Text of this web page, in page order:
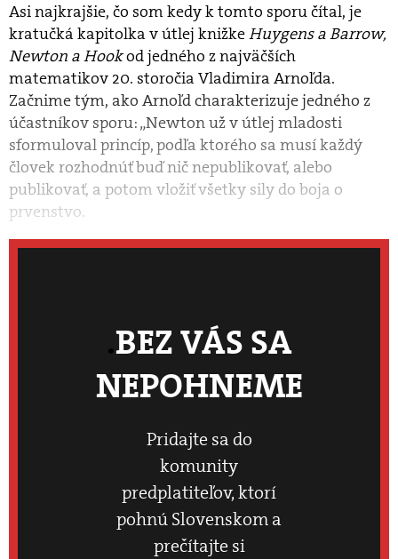
Asi najkrajšie, čo som kedy k tomto sporu čítal, je
kratučká kapitolka v útlej knižkeHuygens a Barrow,
Newton a Hookod jedného z najväčších
matematikov 20. storočia Vladimira Arnoľda.
Začnime tým, ako Arnoľd charakterizuje jedného z
účastníkov sporu: „Newton už v útlej mladosti
sformuloval princíp, podľa ktorého sa musí každý
človek rozhodnúť buď nič nepublikovať, alebo
publikovať, a potom vložiť všetky sily do boja o
prvenstvo.
BEZ VÁS SA
NEPOHNEME
Pridajte sa do
komunity
predplatiteľov, ktorí
pohnú Slovenskom a
prečítajte si